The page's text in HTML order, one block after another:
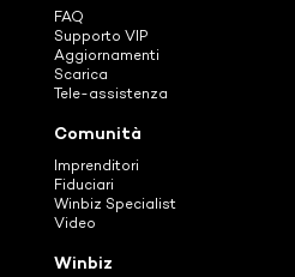
FAQ
Supporto VIP
Aggiornamenti
Scarica
Tele-assistenza
Comunità
Imprenditori
Fiduciari
Winbiz Specialist
Video
Winbiz